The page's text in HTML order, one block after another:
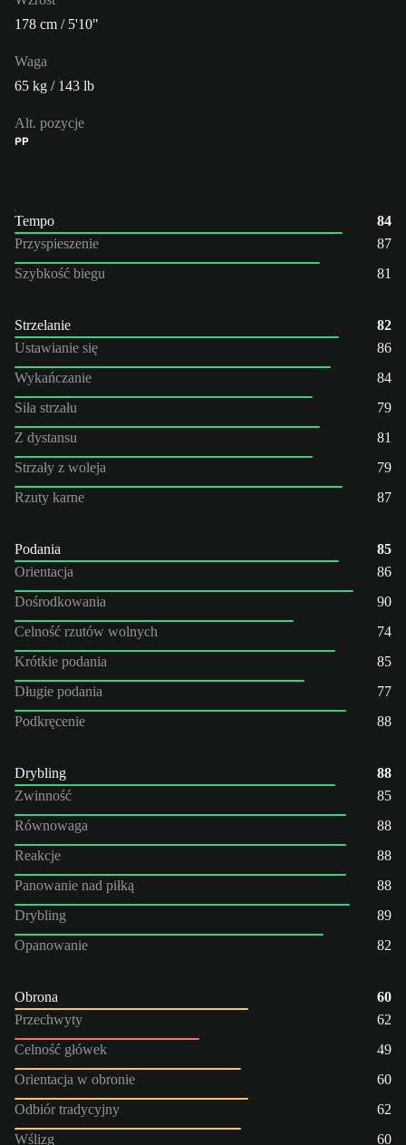
178 cm / 5'10"
Waga
65 kg / 143 lb
Alt. pozycje
PP
Tempo
84
Przyspieszenie
87
Szybkość biegu
81
Strzelanie
82
Ustawianie się
86
Wykańczanie
84
Siła strzału
79
Z dystansu
81
Strzały z woleja
79
Rzuty karne
87
Podania
85
Orientacja
86
Dośrodkowania
90
Celność rzutów wolnych
74
Krótkie podania
85
Długie podania
77
Podkręcenie
88
Drybling
88
Zwinność
85
Równowaga
88
Reakcje
88
Panowanie nad piłką
88
Drybling
89
Opanowanie
82
Obrona
60
Przechwyty
62
Celność główek
49
Orientacja w obronie
60
Odbiór tradycyjny
62
Wślizg
60